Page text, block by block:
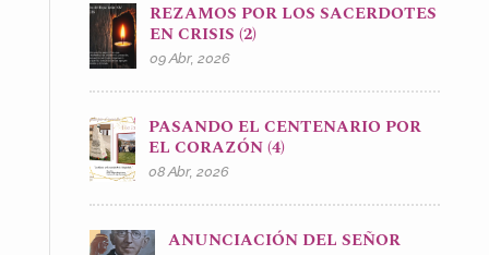
REZAMOS POR LOS SACERDOTES
EN CRISIS (2)
09 Abr, 2026
PASANDO EL CENTENARIO POR
EL CORAZÓN (4)
08 Abr, 2026
ANUNCIACIÓN DEL SEÑOR